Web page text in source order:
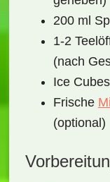
200 ml
1-2
(nach
Ice Cubes
Frische
(optional)